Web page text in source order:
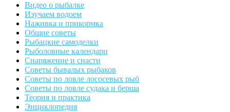
Видео о рыбалке
Изучаем водоем
Наживка и прикормка
Общие советы
Рыбацкие самоделки
Рыболовные календари
Снаряжение и снасти
Советы бывалых рыбаков
Советы по ловле лососевых рыб
Советы по ловле судака и берша
Теория и практика
Энциклопедия